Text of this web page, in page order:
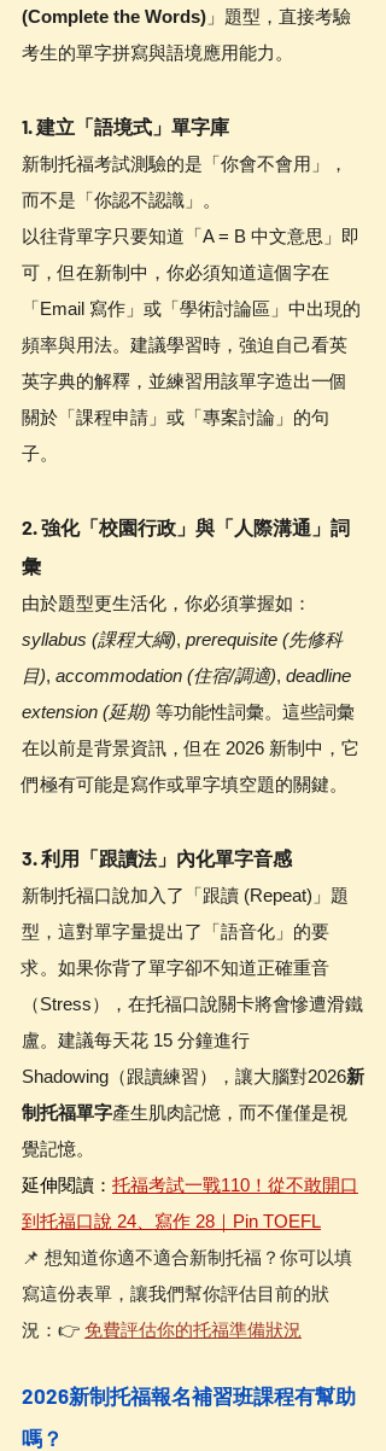
(Complete the Words) 」題型，直接考驗
考生的單字拼寫與語境應用能力。
1. 建立「語境式」單字庫
新制托福考試測驗的是「你會不會用」，
而不是「你認不認識」。
以往背單字只要知道「A = B 中文意思」即
可，但在新制中，你必須知道這個字在
「Email 寫作」或「學術討論區」中出現的
頻率與用法。建議學習時，強迫自己看英
英字典的解釋，並練習用該單字造出一個
關於「課程申請」或「專案討論」的句
子。
2. 強化「校園行政」與「人際溝通」詞
彙
由於題型更生活化，你必須掌握如：
syllabus (課程大綱), prerequisite (先修科
目), accommodation (住宿/調適), deadline
extension (延期) 等功能性詞彙。這些詞彙
在以前是背景資訊，但在 2026 新制中，它
們極有可能是寫作或單字填空題的關鍵。
3. 利用「跟讀法」內化單字音感
新制托福口說加入了「跟讀 (Repeat)」題
型，這對單字量提出了「語音化」的要
求。如果你背了單字卻不知道正確重音
（Stress），在托福口說關卡將會慘遭滑鐵
盧。建議每天花 15 分鐘進行
Shadowing（跟讀練習），讓大腦對2026新
制托福單字產生肌肉記憶，而不僅僅是視
覺記憶。
延伸閱讀： 托福考試一戰110！從不敢開口
到托福口說 24、寫作 28｜Pin TOEFL
📌 想知道你適不適合新制托福？你可以填
寫這份表單，讓我們幫你評估目前的狀
況：👉 免費評估你的托福準備狀況
2026新制托福報名補習班課程有幫助
嗎？